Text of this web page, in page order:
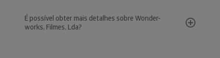
É possível obter mais detalhes sobre Wonder-
works, Filmes, Lda?